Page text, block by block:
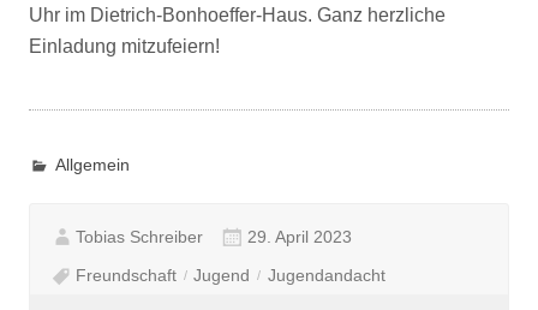
Uhr im Dietrich-Bonhoeffer-Haus. Ganz herzliche
Einladung mitzufeiern!
Allgemein
Tobias Schreiber 29. April 2023
Freundschaft Jugend Jugendandacht